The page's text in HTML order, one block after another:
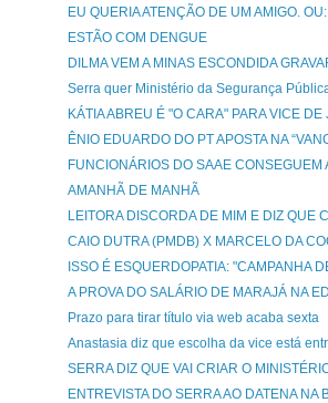
EU QUERIA ATENÇÃO DE UM AMIGO.
ESTÃO COM DENGUE
DILMA VEM A MINAS ESCONDIDA
Serra quer Ministério da Segurança
KÁTIA ABREU É "O CARA" PARA VICE
ÊNIO EDUARDO DO PT APOSTA NA
FUNCIONÁRIOS DO SAAE CONSEGUEM
AMANHÃ DE MANHÃ
LEITORA DISCORDA DE MIM E DIZ QUE
CAIO DUTRA (PMDB) X MARCELO DA
ISSO É ESQUERDOPATIA: "CAMPANHA
A PROVA DO SALÁRIO DE MARAJÁ NA
Prazo para tirar título via web acaba sexta
Anastasia diz que escolha da vice está
SERRA DIZ QUE VAI CRIAR O
ENTREVISTA DO SERRA AO DATENA NA